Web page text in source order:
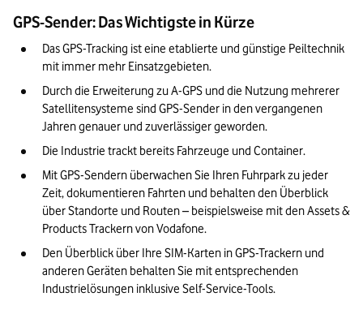
GPS-Sender in der Industrie
Die Vorteile von GPS-Trackern im Überblick
Datenschutz, Sicherheit & rechtliche Aspekte
Kosten und Wirtschaftlichkeit im Einsatz
Unser Fazit: GPS-Sender sind ein hilfreiches und effizientes
Tool für Unternehmen
GPS-Sender: Das Wichtigste in Kürze
Das GPS-Tracking ist eine etablierte und günstige Peiltechnik
mit immer mehr Einsatzgebieten.
Durch die Erweiterung zu A-GPS und die Nutzung mehrerer
Satellitensysteme sind GPS-Sender in den vergangenen
Jahren genauer und zuverlässiger geworden.
Die Industrie trackt bereits Fahrzeuge und Container.
Mit GPS-Sendern überwachen Sie Ihren Fuhrpark zu jeder
Zeit, dokumentieren Fahrten und behalten den Überblick
über Standorte und Routen – beispielsweise mit den Assets &
Products Trackern von Vodafone.
Den Überblick über Ihre SIM-Karten in GPS-Trackern und
anderen Geräten behalten Sie mit entsprechenden
Industrielösungen inklusive Self-Service-Tools.